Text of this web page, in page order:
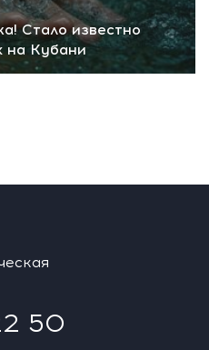
Стало известно
на Кубани
50